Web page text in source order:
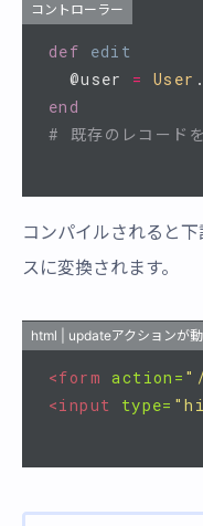
コントローラー
def
edit
@user
= User .
end
# 既存のレコード
コンパイルされると
スに変換されます。
html | updateアクションが
<form action=
<input
type=